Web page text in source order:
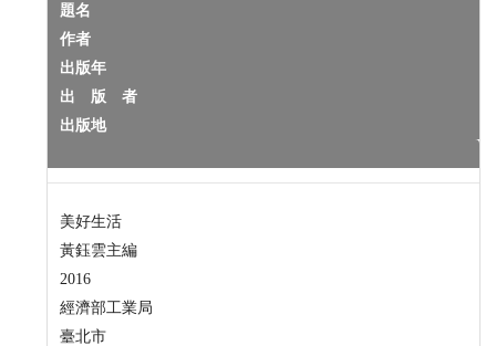
題名
作者
出版年
出 版 者
出版地
美好生活
黃鈺雲主編
2016
經濟部工業局
臺北市